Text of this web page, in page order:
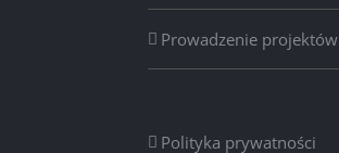
Prowadzenie projektów
Polityka prywatności